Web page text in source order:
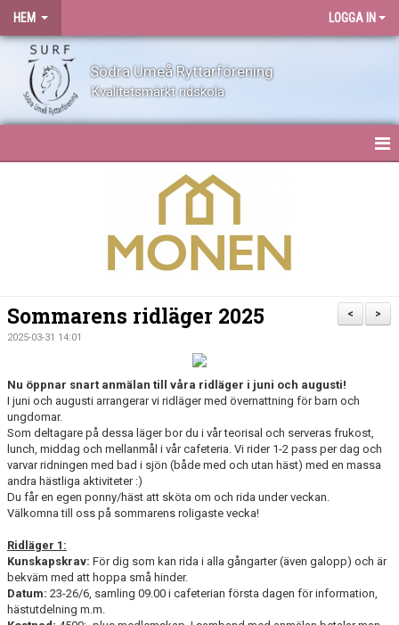
HEM LOGGA IN
Södra Umeå Ryttarförening
Kvalitetsmärkt ridskola
ANLÄGGNING
RIDHUSBOKNINGAR
IDEELLT ARBETE
PROVISIONSFÖRSÄLJNING
BOTNIA HÄSTKLINIK
SURF-FONDEN
>
<
Sommarens ridläger 2025
2025-03-31 14:01
Nu öppnar snart anmälan till våra ridläger i juni och augusti!
I juni och augusti arrangerar vi ridläger med övernattning för barn och
ungdomar.
Som deltagare på dessa läger bor du i vår teorisal och serveras frukost,
lunch, middag och mellanmål i vår cafeteria. Vi rider 1-2 pass per dag och
varvar ridningen med bad i sjön (både med och utan häst) med en massa
andra hästliga aktiviteter :)
Du får en egen ponny/häst att sköta om och rida under veckan.
Välkomna till oss på sommarens roligaste vecka!
Ridläger 1:
Kunskapskrav: För dig som kan rida i alla gångarter (även galopp) och är
bekväm med att hoppa små hinder.
Datum: 23-26/6, samling 09.00 i cafeterian första dagen för information,
hästutdelning m.m.